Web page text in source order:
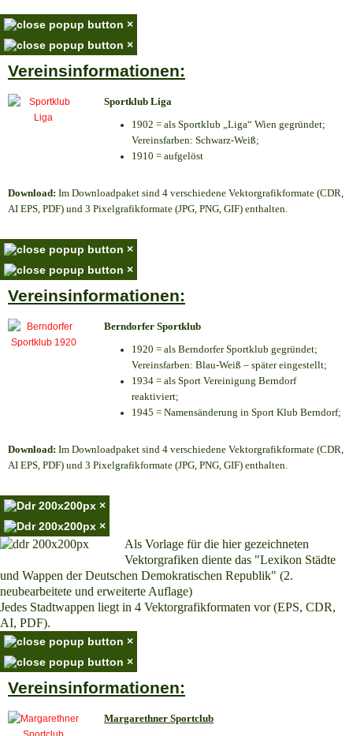
×
×
Vereinsinformationen:
Sportklub Liga
1902 = als Sportklub „Liga“ Wien gegründet;
Vereinsfarben: Schwarz-Weiß;
1910 = aufgelöst
Download: Im Downloadpaket sind 4 verschiedene Vektorgrafikformate (CDR,
AI EPS, PDF) und 3 Pixelgrafikformate (JPG, PNG, GIF) enthalten.
×
×
Vereinsinformationen:
Berndorfer Sportklub
1920 = als Berndorfer Sportklub gegründet;
Vereinsfarben: Blau-Weiß – später eingestellt;
1934 = als Sport Vereinigung Berndorf
reaktiviert;
1945 = Namensänderung in Sport Klub Berndorf;
Download: Im Downloadpaket sind 4 verschiedene Vektorgrafikformate (CDR,
AI EPS, PDF) und 3 Pixelgrafikformate (JPG, PNG, GIF) enthalten.
×
×
Als Vorlage für die hier gezeichneten
Vektorgrafiken diente das "Lexikon Städte
und Wappen der Deutschen Demokratischen Republik" (2.
neubearbeitete und erweiterte Auflage)
Jedes Stadtwappen liegt in 4 Vektorgrafikformaten vor (EPS, CDR,
AI, PDF).
×
×
Vereinsinformationen:
Margarethner Sportclub